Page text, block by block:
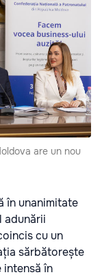
are un nou
în unanimitate
adunării
cu un
sărbătorește
în